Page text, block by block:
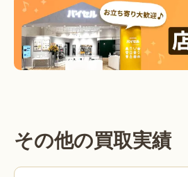
その他の買取実績